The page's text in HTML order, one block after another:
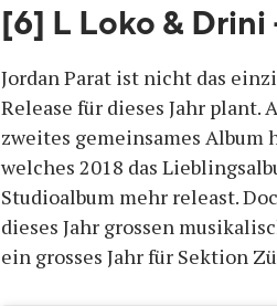
[6] L Loko & Drini
Jordan Parat ist nicht das
Release für dieses Jahr plant.
zweites gemeinsames Album
welches 2018 das
Studioalbum mehr releast.
dieses Jahr grossen
ein grosses Jahr für Sektion